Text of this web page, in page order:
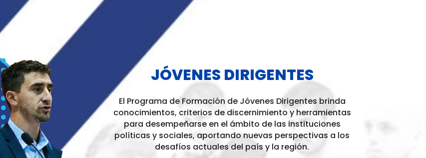
JÓVENES DIRIGENTES
El Programa de Formación de Jóvenes Dirigentes brinda
conocimientos, criterios de discernimiento y herramientas
para desempeñarse en el ámbito de las instituciones
políticas y sociales, aportando nuevas perspectivas a los
desafíos actuales del país y la región.